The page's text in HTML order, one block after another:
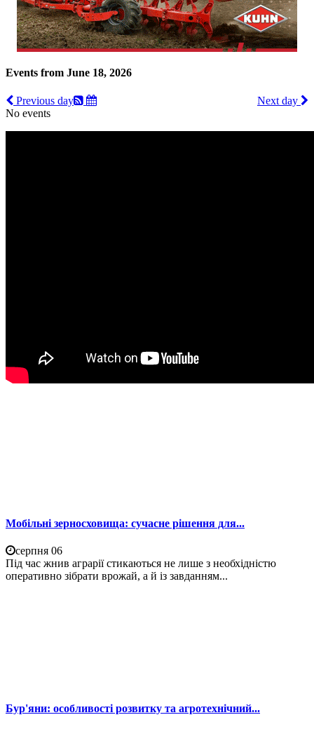
Events from June 18, 2026
Previous day
Next day
No events
Мобільні зерносховища: сучасне рішення для...
серпня 06
Під час жнив аграрії стикаються не лише з необхідністю
оперативно зібрати врожай, а й із завданням...
Бур'яни: особливості розвитку та агротехнічний...